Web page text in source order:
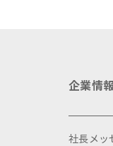
企業情
社長メッ